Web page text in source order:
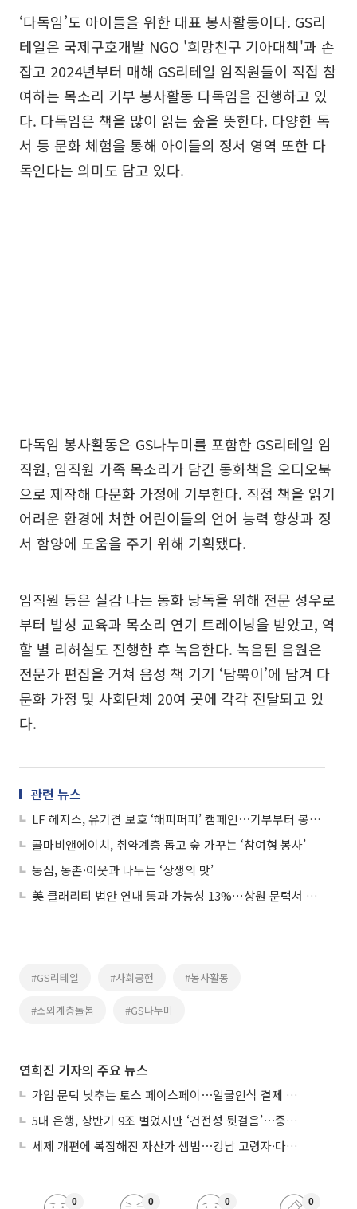
‘다독임’도 아이들을 위한 대표 봉사활동이다. GS리
테일은 국제구호개발 NGO '희망친구 기아대책'과 손
잡고 2024년부터 매해 GS리테일 임직원들이 직접 참
여하는 목소리 기부 봉사활동 다독임을 진행하고 있
다. 다독임은 책을 많이 읽는 숲을 뜻한다. 다양한 독
서 등 문화 체험을 통해 아이들의 정서 영역 또한 다
독인다는 의미도 담고 있다.
다독임 봉사활동은 GS나누미를 포함한 GS리테일 임
직원, 임직원 가족 목소리가 담긴 동화책을 오디오북
으로 제작해 다문화 가정에 기부한다. 직접 책을 읽기
어려운 환경에 처한 어린이들의 언어 능력 향상과 정
서 함양에 도움을 주기 위해 기획됐다.
임직원 등은 실감 나는 동화 낭독을 위해 전문 성우로
부터 발성 교육과 목소리 연기 트레이닝을 받았고, 역
할 별 리허설도 진행한 후 녹음한다. 녹음된 음원은
전문가 편집을 거쳐 음성 책 기기 ‘담뿍이’에 담겨 다
문화 가정 및 사회단체 20여 곳에 각각 전달되고 있
다.
관련 뉴스
LF 헤지스, 유기견 보호 ‘해피퍼피’ 캠페인⋯기부부터 봉사까지
콜마비앤에이치, 취약계층 돕고 숲 가꾸는 ‘참여형 봉사’
농심, 농촌·이웃과 나누는 ‘상생의 맛’
美 클래리티 법안 연내 통과 가능성 13%…상원 문턱서 제동
#GS리테일 #사회공헌 #봉사활동
#소외계층돌봄 #GS나누미
연희진 기자의 주요 뉴스
가입 문턱 낮추는 토스 페이스페이⋯얼굴인식 결제 확산 속도낸다
5대 은행, 상반기 9조 벌었지만 ‘건전성 뒷걸음’⋯중기대출 문턱 높아지나
세제 개편에 복잡해진 자산가 셈법⋯강남 고령자·다주택자 ‘자산재편 고심’
0 0 0 0